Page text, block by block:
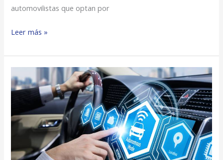
automovilistas que optan por
Leer más »
Inteligentes,
Autónomos
Y
Conectados